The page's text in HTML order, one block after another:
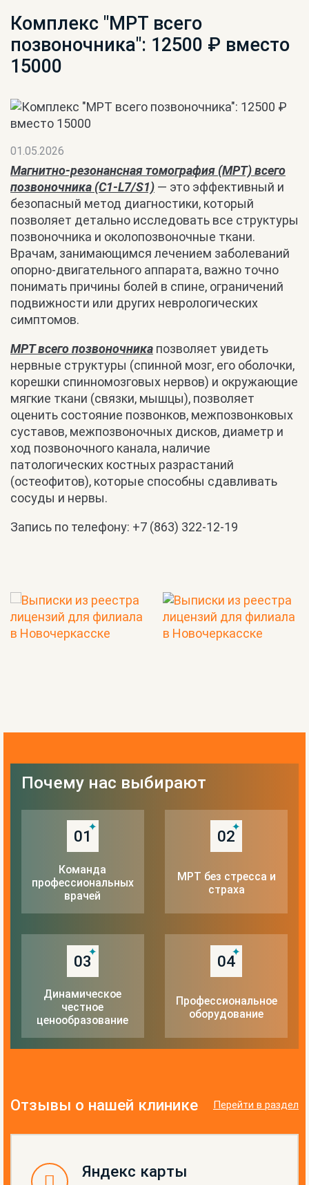
Комплекс "МРТ всего
позвоночника": 12500 ₽ вместо
15000
01.05.2026
Магнитно-резонансная томография (МРТ) всего
позвоночника (C1-L7/S1) — это эффективный и
безопасный метод диагностики, который
позволяет детально исследовать все структуры
позвоночника и околопозвоночные ткани.
Врачам, занимающимся лечением заболеваний
опорно-двигательного аппарата, важно точно
понимать причины болей в спине, ограничений
подвижности или других неврологических
симптомов.
МРТ всего позвоночника позволяет увидеть
нервные структуры (спинной мозг, его оболочки,
корешки спинномозговых нервов) и окружающие
мягкие ткани (связки, мышцы), позволяет
оценить состояние позвонков, межпозвонковых
суставов, межпозвоночных дисков, диаметр и
ход позвоночного канала, наличие
патологических костных разрастаний
(остеофитов), которые способны сдавливать
сосуды и нервы.
Запись по телефону: +7 (863) 322-12-19
Почему нас выбирают
01
Команда
профессиональных
врачей
02
МРТ без стресса и
страха
03
Динамическое
честное
ценообразование
04
Профессиональное
оборудование
Отзывы о нашей клинике Перейти в раздел
Яндекс карты